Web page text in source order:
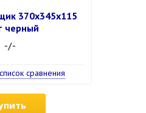
370х345х115
черный
-/-
сравнения